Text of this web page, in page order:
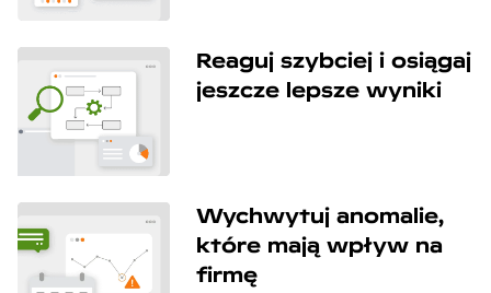
Reaguj szybciej i osiągaj
jeszcze lepsze wyniki
Wychwytuj anomalie,
które mają wpływ na
firmę